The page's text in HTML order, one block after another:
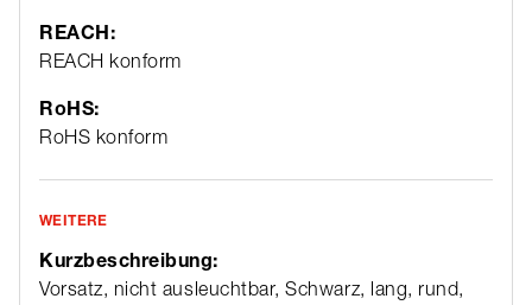
REACH:
REACH konform
RoHS:
RoHS konform
WEITERE
Kurzbeschreibung:
Vorsatz, nicht ausleuchtbar, Schwarz, lang, rund,